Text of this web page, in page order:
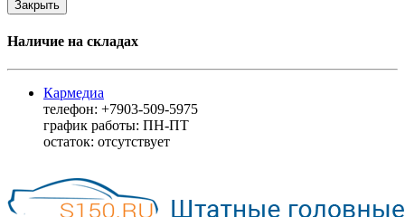
Закрыть
Наличие на складах
Кармедиа
телефон: +7903-509-5975
график работы: ПН-ПТ
остаток: отсутствует